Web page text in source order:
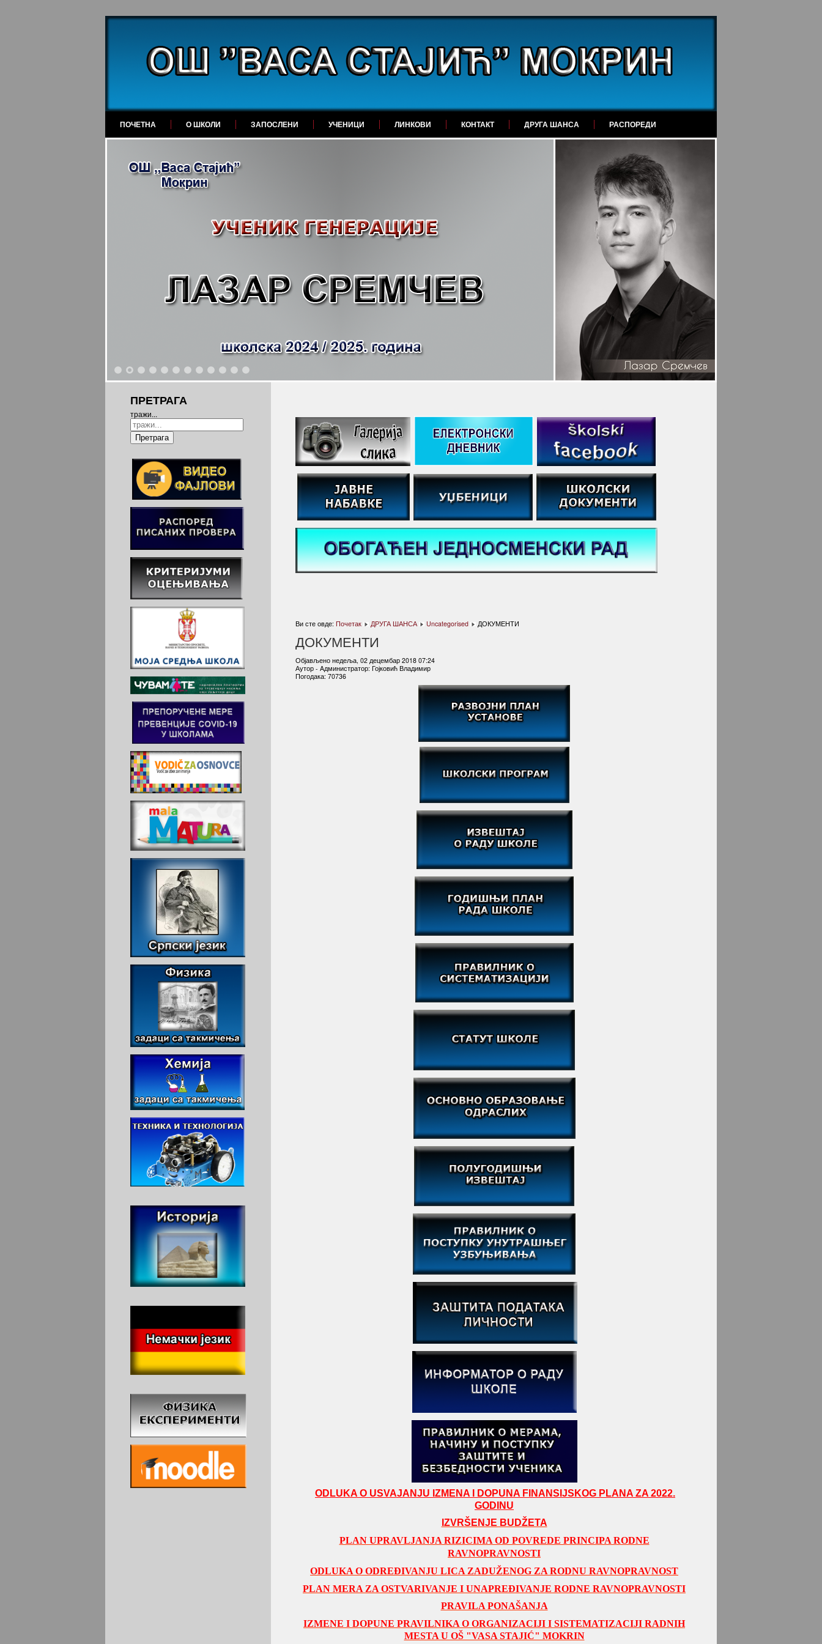
ПОЧЕТНА О ШКОЛИ ЗАПОСЛЕНИ УЧЕНИЦИ ЛИНКОВИ КОНТАКТ ДРУГА ШАНСА РАСПОРЕДИ
ПРЕТРАГА
тражи...
Претрага
Ви сте овде: Почетак ДРУГА ШАНСА Uncategorised ДОКУМЕНТИ
ДОКУМЕНТИ
Објављено недеља, 02 децембар 2018 07:24
Аутор - Aдминистратор: Гојковић Владимир
Погодака: 70736
ODLUKA O USVAJANJU IZMENA I DOPUNA FINANSIJSKOG PLANA ZA 2022.
GODINU
IZVRŠENJE BUDŽETA
PLAN UPRAVLJANJA RIZICIMA OD POVREDE PRINCIPA RODNE
RAVNOPRAVNOSTI
ODLUKA O ODREĐIVANJU LICA ZADUŽENOG ZA RODNU RAVNOPRAVNOST
PLAN MERA ZA OSTVARIVANJE I UNAPREĐIVANJE RODNE RAVNOPRAVNOSTI
PRAVILA PONAŠANJA
IZMENE I DOPUNE PRAVILNIKA O ORGANIZACIJI I SISTEMATIZACIJI RADNIH
MESTA U OŠ "VASA STAJIĆ" MOKRIN